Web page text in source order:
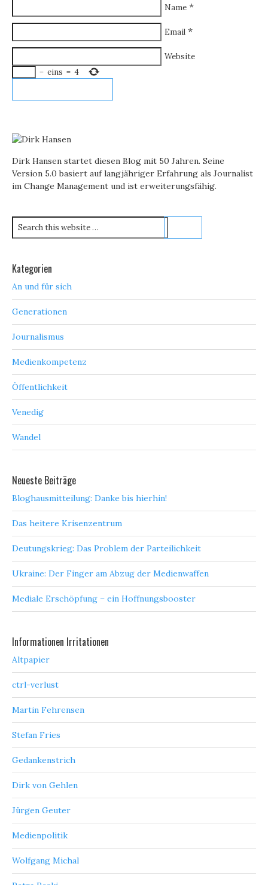
Name *
Email *
Website
− eins = 4
Dirk Hansen startet diesen Blog mit 50 Jahren. Seine
Version 5.0 basiert auf langjähriger Erfahrung als Journalist
im Change Management und ist erweiterungsfähig.
Kategorien
An und für sich
Generationen
Journalismus
Medienkompetenz
Öffentlichkeit
Venedig
Wandel
Neueste Beiträge
Bloghausmitteilung: Danke bis hierhin!
Das heitere Krisenzentrum
Deutungskrieg: Das Problem der Parteilichkeit
Ukraine: Der Finger am Abzug der Medienwaffen
Mediale Erschöpfung – ein Hoffnungsbooster
Informationen Irritationen
Altpapier
ctrl-verlust
Martin Fehrensen
Stefan Fries
Gedankenstrich
Dirk von Gehlen
Jürgen Geuter
Medienpolitik
Wolfgang Michal